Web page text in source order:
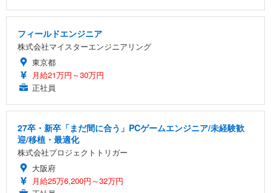
フィールドエンジニア
株式会社マイスターエンジニアリング
東京都
月給21万円～30万円
正社員
27卒・新卒「まだ間に合う」PCゲームエンジニア/未経験歓
迎/移植・最適化
株式会社プロジェクトトリガー
大阪府
月給25万6,200円～32万円